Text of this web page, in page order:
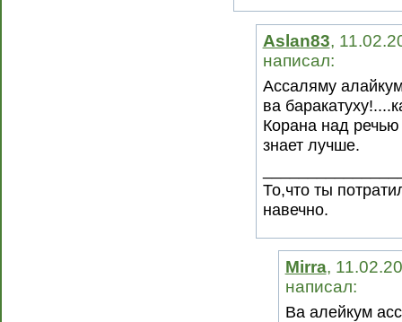
Aslan83,
написал:
Ассаляму
ва
Корана над
знает лучше.
То,что ты
навечно.
Mirra,
написал:
Ва алейкум